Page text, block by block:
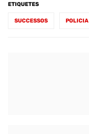
ETIQUETES
SUCCESSOS POLICIA